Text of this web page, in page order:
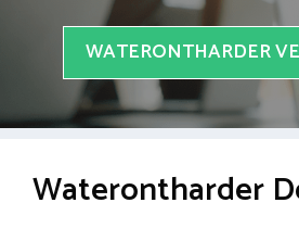
WATERONTHARDER
Waterontharder